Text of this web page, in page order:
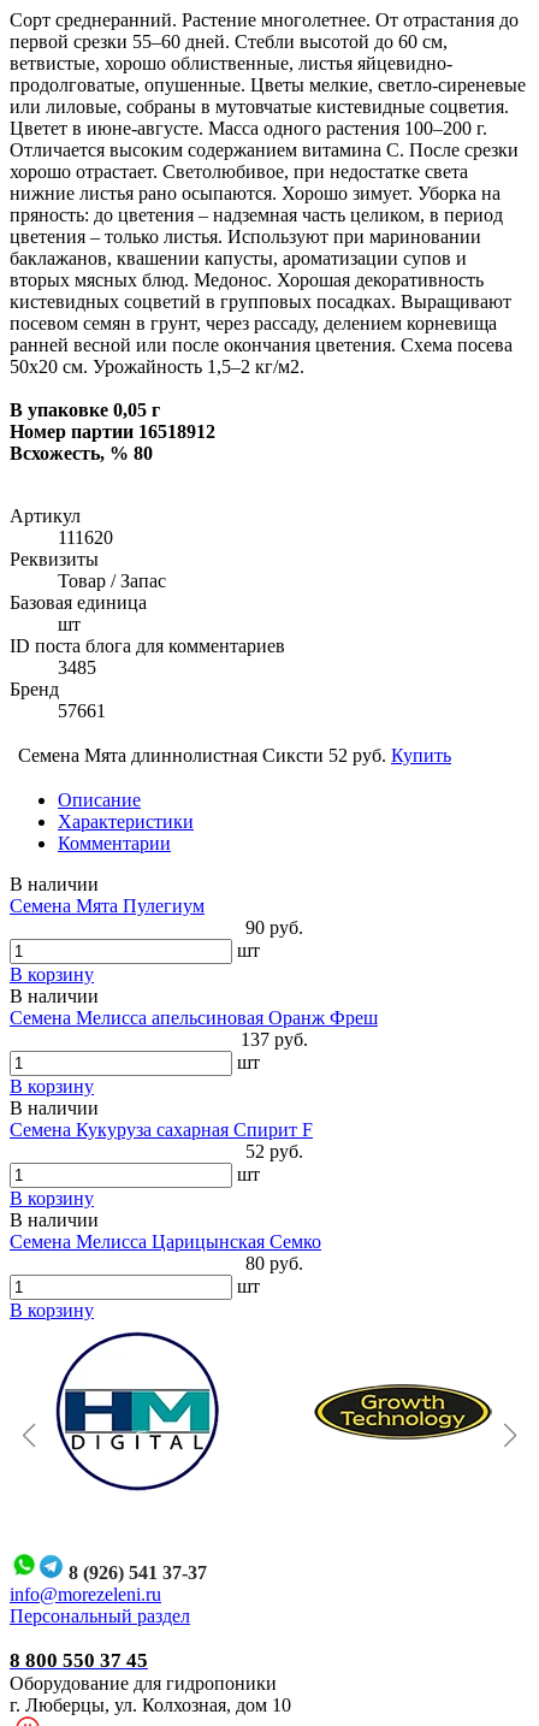
Сорт среднеранний. Растение многолетнее. От отрастания до
первой срезки 55–60 дней. Стебли высотой до 60 см,
ветвистые, хорошо облиственные, листья яйцевидно-
продолговатые, опушенные. Цветы мелкие, светло-сиреневые
или лиловые, собраны в мутовчатые кистевидные соцветия.
Цветет в июне-августе. Масса одного растения 100–200 г.
Отличается высоким содержанием витамина С. После срезки
хорошо отрастает. Светолюбивое, при недостатке света
нижние листья рано осыпаются. Хорошо зимует. Уборка на
пряность: до цветения – надземная часть целиком, в период
цветения – только листья. Используют при мариновании
баклажанов, квашении капусты, ароматизации супов и
вторых мясных блюд. Медонос. Хорошая декоративность
кистевидных соцветий в групповых посадках. Выращивают
посевом семян в грунт, через рассаду, делением корневища
ранней весной или после окончания цветения. Схема посева
50х20 см. Урожайность 1,5–2 кг/м2.
В упаковке 0,05 г
Номер партии 16518912
Всхожесть, % 80
Артикул
111620
Реквизиты
Товар / Запас
Базовая единица
шт
ID поста блога для комментариев
3485
Бренд
57661
Семена Мята длиннолистная Сиксти 52 руб. Купить
Описание
Характеристики
Комментарии
В наличии
Семена Мята Пулегиум
90 руб.
шт
В корзину
В наличии
Семена Мелисса апельсиновая Оранж Фреш
137 руб.
шт
В корзину
В наличии
Семена Кукуруза сахарная Спирит F
52 руб.
шт
В корзину
В наличии
Семена Мелисса Царицынская Семко
80 руб.
шт
В корзину
8 (926) 541 37-37
info@morezeleni.ru
Персональный раздел
8 800 550 37 45
Оборудование для гидропоники
г. Люберцы, ул. Колхозная, дом 10